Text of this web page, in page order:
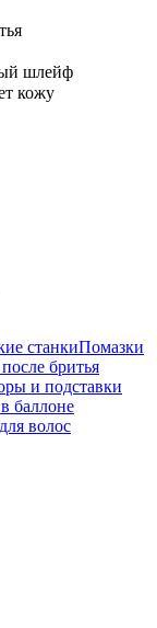
шлейф
кожу
станкиПомазки
бритья
и подставки
баллоне
волос